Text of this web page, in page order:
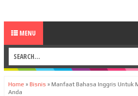
MENU
Home » Bisnis » Manfaat Bahasa Inggris Untuk
Anda